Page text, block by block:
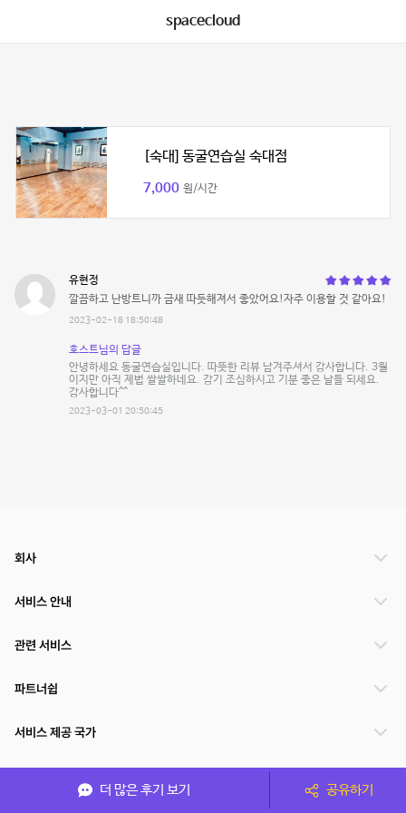
spacecloud
[숙대] 동굴연습실 숙대점
7,000 원/시간
유현정
깔끔하고 난방트니까 금새 따듯해져서 좋았어요!자주 이용할 것 같아요!
2023-02-18 18:50:48
호스트님의 답글
안녕하세요 동굴연습실입니다. 따뜻한 리뷰 남겨주셔서 감사합니다. 3월
이지만 아직 제법 쌀쌀하네요. 감기 조심하시고 기분 좋은 날들 되세요.
감사합니다^^
2023-03-01 20:50:45
더 많은 후기 보기 공유하기
회사
서비스 안내
관련 서비스
파트너쉽
서비스 제공 국가
(주)NSPACE 사업자정보